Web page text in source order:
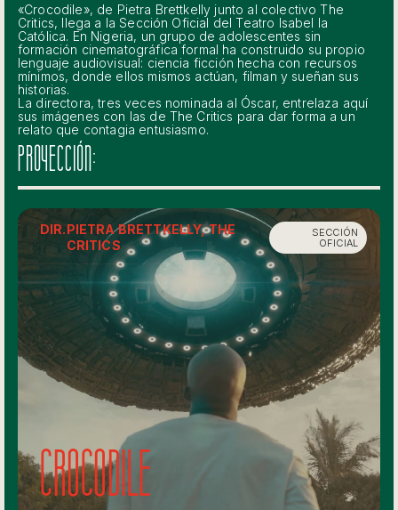
«Crocodile», de Pietra Brettkelly junto al colectivo The
Critics, llega a la Sección Oficial del Teatro Isabel la
Católica. En Nigeria, un grupo de adolescentes sin
formación cinematográfica formal ha construido su propio
lenguaje audiovisual: ciencia ficción hecha con recursos
mínimos, donde ellos mismos actúan, filman y sueñan sus
historias.
La directora, tres veces nominada al Óscar, entrelaza aquí
sus imágenes con las de The Critics para dar forma a un
relato que contagia entusiasmo.
PROYECCIÓN:
DIR.PIETRA BRETTKELLY, THE
CRITICS
SECCIÓN
OFICIAL
Crocodile